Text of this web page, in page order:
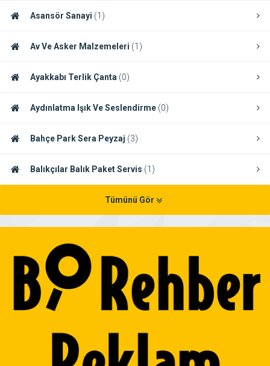
Asansör Sanayi (1)
Av Ve Asker Malzemeleri (1)
Ayakkabı Terlik Çanta (0)
Aydınlatma Işık Ve Seslendirme (0)
Bahçe Park Sera Peyzaj (3)
Balıkçılar Balık Paket Servis (1)
Tümünü Gör